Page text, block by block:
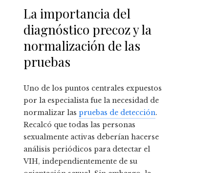
La importancia del
diagnóstico precoz y la
normalización de las
pruebas
Uno de los puntos centrales expuestos
por la especialista fue la necesidad de
normalizar las pruebas de detección.
Recalcó que todas las personas
sexualmente activas deberían hacerse
análisis periódicos para detectar el
VIH, independientemente de su